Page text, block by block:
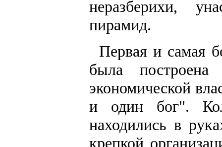
неразберихи,
пирамид.
Первая и самая
была построена
экономической
и один бог".
находились в
крепкой